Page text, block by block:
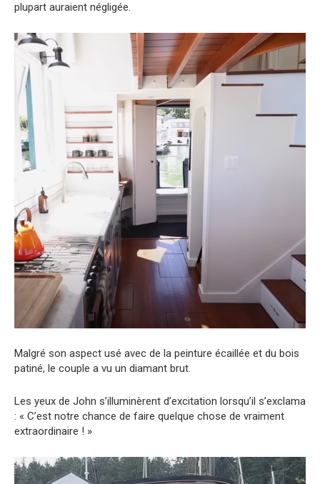
plupart auraient négligée.
Malgré son aspect usé avec de la peinture écaillée et du bois
patiné, le couple a vu un diamant brut.
Les yeux de John s’illuminèrent d’excitation lorsqu’il s’exclama
: « C’est notre chance de faire quelque chose de vraiment
extraordinaire ! »